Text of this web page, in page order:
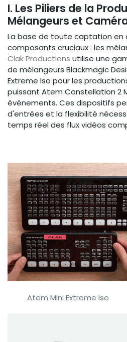
I. Les Piliers de la
Mélangeurs et
La base de toute captation en
composants cruciaux : les
Clak Productions utilise une
de mélangeurs Blackmagic
Extreme Iso pour les
puissant Atem Constellation 2
événements. Ces dispositifs
d'entrées et la flexibilité
temps réel des flux vidéos
​Atem Mini Extreme Iso